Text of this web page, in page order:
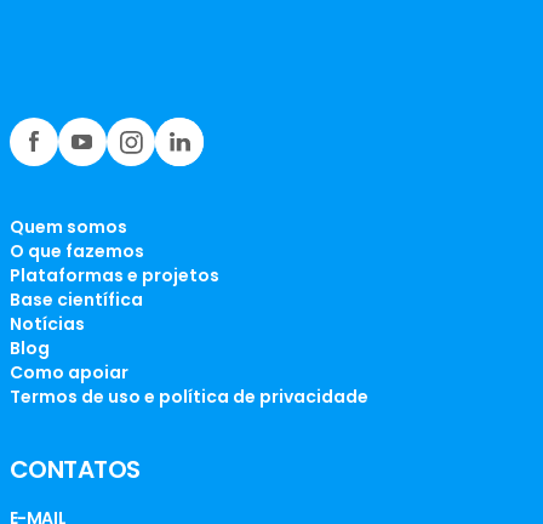
Quem somos
O que fazemos
Plataformas e projetos
Base científica
Notícias
Blog
Como apoiar
Termos de uso e política de privacidade
CONTATOS
E-MAIL